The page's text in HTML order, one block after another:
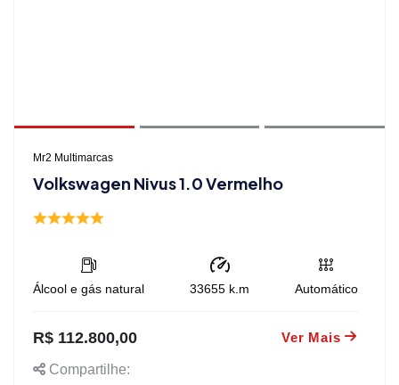
Mr2 Multimarcas
Volkswagen Nivus 1.0 Vermelho
Álcool e gás natural 33655 k.m Automático
R$ 112.800,00 Ver Mais
Compartilhe: